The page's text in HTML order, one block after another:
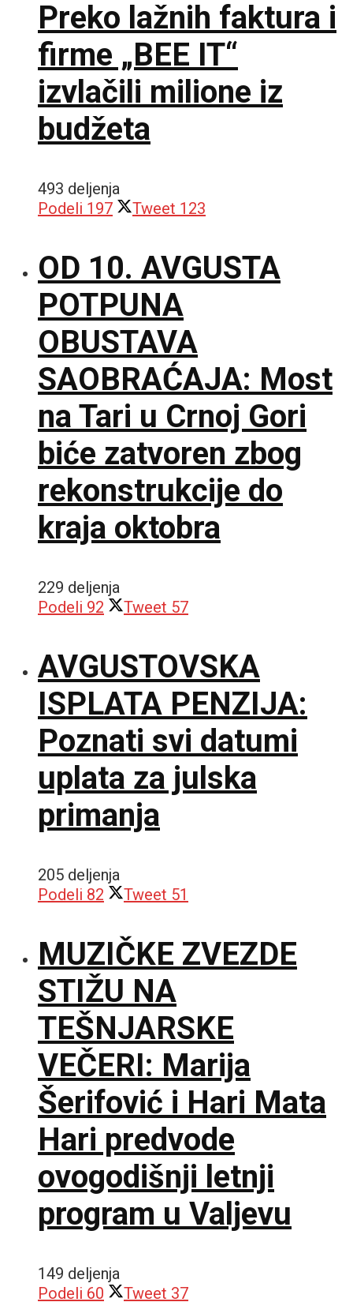
Preko lažnih faktura i
firme „BEE IT“
izvlačili milione iz
budžeta
493 deljenja
Podeli 197 Tweet 123
OD 10. AVGUSTA
POTPUNA
OBUSTAVA
SAOBRAĆAJA: Most
na Tari u Crnoj Gori
biće zatvoren zbog
rekonstrukcije do
kraja oktobra
229 deljenja
Podeli 92 Tweet 57
AVGUSTOVSKA
ISPLATA PENZIJA:
Poznati svi datumi
uplata za julska
primanja
205 deljenja
Podeli 82 Tweet 51
MUZIČKE ZVEZDE
STIŽU NA
TEŠNJARSKE
VEČERI: Marija
Šerifović i Hari Mata
Hari predvode
ovogodišnji letnji
program u Valjevu
149 deljenja
Podeli 60 Tweet 37